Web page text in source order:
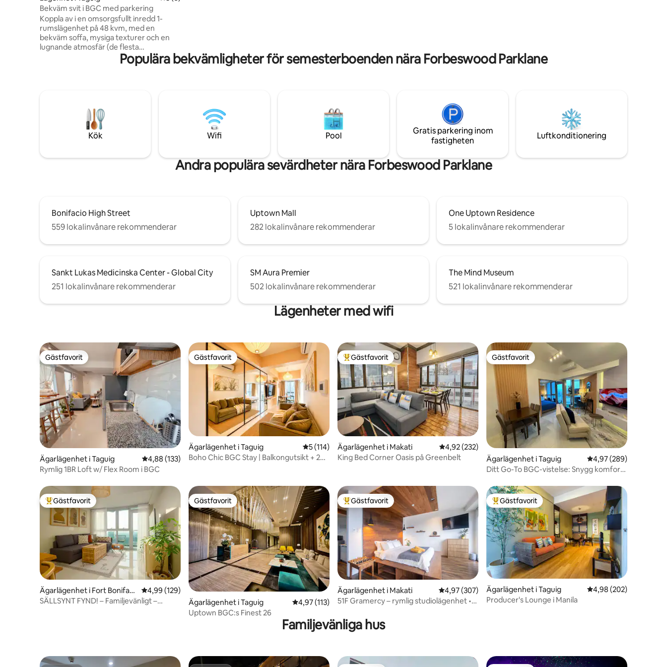
Bekväm svit i BGC med parkering
Koppla av i en omsorgsfullt inredd 1-
rumslägenhet på 48 kvm, med en
bekväm soffa, mysiga texturer och en
lugnande atmosfär (de flesta
lägenheterna i BGC är endast 36 kvm).
Boendet är snyggt, rymligt och
höghastighetsinternet via fiber,
automatisk japansk bidétoalett, GRATIS
parkering, på begäran.
Bekvämligheterna i byggnaden
gym. Det ligger i centrala BGC, perfekt
Populära bekvämligheter för semesterboenden nära Forbeswood Parklane
Kök Wifi Pool
Gratis parkering inom
fastigheten
Luftkonditionering
Andra populära sevärdheter nära Forbeswood Parklane
Bonifacio High Street
559 lokalinvånare rekommenderar
Uptown Mall
282 lokalinvånare rekommenderar
One Uptown Residence
5 lokalinvånare rekommenderar
Sankt Lukas Medicinska Center - Global City
251 lokalinvånare rekommenderar
SM Aura Premier
502 lokalinvånare rekommenderar
The Mind Museum
521 lokalinvånare rekommenderar
Lägenheter med wifi
Gästfavorit
Gästfavorit
Ägarlägenhet i Taguig 4,88 av 5 i genomsnittligt betyg, 133 omdömen
4,88 (133)
Rymlig 1BR Loft w/ Flex Room i BGC
Gästfavorit
Gästfavorit
Ägarlägenhet i Taguig 5 av 5 i genomsnittligt betyg, 114 omdömen
5 (114)
Boho Chic BGC Stay | Balkongutsikt + 200
Populär gästfavorit
Gästfavorit
Ägarlägenhet i Makati 4,92 av 5 i genomsnittligt betyg, 232 omdömen
4,92 (232)
King Bed Corner Oasis på Greenbelt
Gästfavorit
Gästfavorit
Ägarlägenhet i Taguig 4,97 av 5 i
4,97 (289)
Ditt Go-To BGC-vistelse: Snygg komfort
Populär gästfavorit
Gästfavorit
Ägarlägenhet i Fort Bonifaci
o,Taguig
4,99 av 5 i genomsnittligt betyg, 129 omdömen
4,99 (129)
SÄLLSYNT FYND! – Familjevänligt –
Gästfavorit
Gästfavorit
Ägarlägenhet i Taguig 4,97 av 5 i genomsnittligt betyg, 113 omdömen
4,97 (113)
Uptown BGC:s Finest 26
Populär gästfavorit
Gästfavorit
Ägarlägenhet i Makati 4,97 av 5 i genomsnittligt betyg, 307 omdömen
4,97 (307)
51F Gramercy – rymlig studiolägenhet •
Populär gästfavorit
Gästfavorit
Ägarlägenhet i Taguig 4,98 av 5 i
4,98 (202)
Producer's Lounge i Manila
Familjevänliga hus